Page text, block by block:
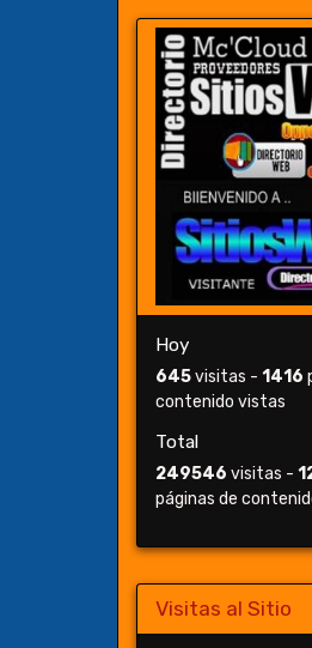
Hoy
645visitas -1416
contenido vistas
Total
249546 visitas -
páginas de
Visitas al Sitio